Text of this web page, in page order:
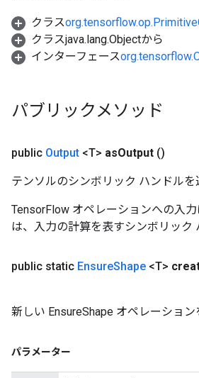
クラス
クラスjava.lang.Objectから
インターフェース
パブリックメソッド
public Output <T> asOutput ()
テンソルのシンボリック ハンドルを
TensorFlow オペレーションへの入
は、入力の計算を表すシンボリック
public static EnsureShape <T>
新しい EnsureShape オペレーショ
パラメーター